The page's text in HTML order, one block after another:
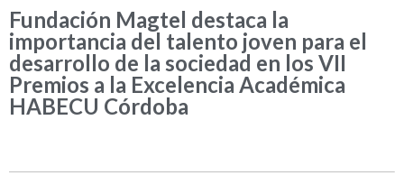
Fundación Magtel destaca la
importancia del talento joven para el
desarrollo de la sociedad en los VII
Premios a la Excelencia Académica
HABECU Córdoba